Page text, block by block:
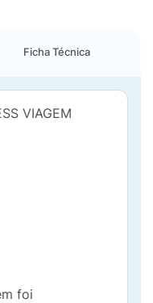
Ficha Técnica
VIAGEM
foi